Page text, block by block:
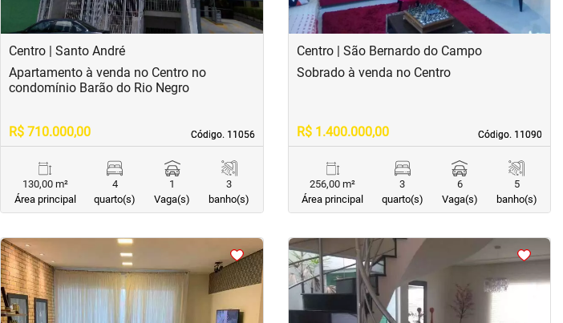
Centro | Santo André
Código. 11056
Código. 11056
Apartamento à venda no Centro no
condomínio Barão do Rio Negro
R$ 710.000,00
130,00 m²
Área principal
4
quarto(s)
1
Vaga(s)
3
banho(s)
Centro | São Bernardo do Campo
Código. 11090
Código. 11090
Sobrado à venda no Centro
R$ 1.400.000,00
256,00 m²
Área principal
3
quarto(s)
6
Vaga(s)
5
banho(s)
<<<< <<< <